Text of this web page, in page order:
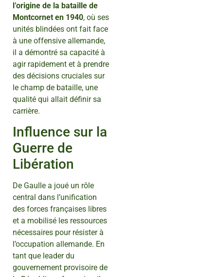
l’origine de la bataille de
Montcornet en 1940, où ses
unités blindées ont fait face
à une offensive allemande,
il a démontré sa capacité à
agir rapidement et à prendre
des décisions cruciales sur
le champ de bataille, une
qualité qui allait définir sa
carrière.
Influence sur la
Guerre de
Libération
De Gaulle a joué un rôle
central dans l’unification
des forces françaises libres
et a mobilisé les ressources
nécessaires pour résister à
l’occupation allemande. En
tant que leader du
gouvernement provisoire de